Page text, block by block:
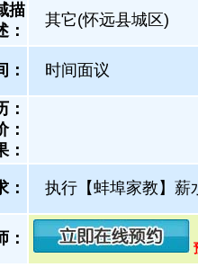
描
：
其它(怀远县城区)
： 时间面议
：
：
：
： 执行【蚌埠家教】薪
：